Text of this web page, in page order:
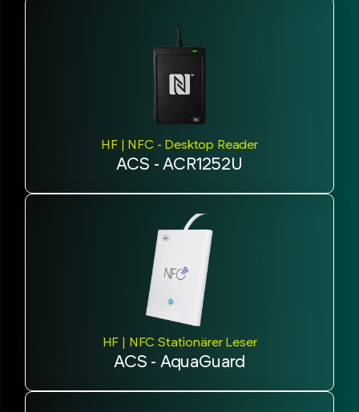
HF | NFC - Desktop Reader
ACS - ACR1252U
HF | NFC Stationärer Leser
ACS - AquaGuard